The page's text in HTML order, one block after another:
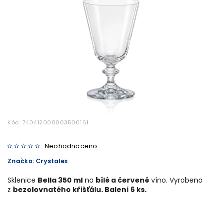
Kód: 740412000003500161
Neohodnoceno
Značka: Crystalex
Sklenice Bella 350 ml na bílé a červené víno. Vyrobeno
z bezolovnatého křišťálu. Balení 6 ks.